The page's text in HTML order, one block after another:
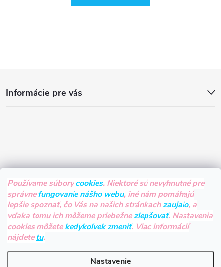
Používame súborycookies. Niektoré sú nevyhnutné pre
správnefungovanie nášho webu, iné nám pomáhajú
lepšie spoznať, čo Vás na našich stránkachzaujalo, a
vďaka tomu ich môžeme priebežnezlepšovať. Nastavenia
cookies môžetekedykoľvek zmeniť. Viac informácií
nájdetetu.
Nastavenie
t
e
Informácie pre vás